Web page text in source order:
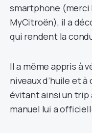
smartphone (merci
MyCitroën), il a
qui rendent la
Il a même appris à
niveaux d’huile et
évitant ainsi un trip
manuel lui a